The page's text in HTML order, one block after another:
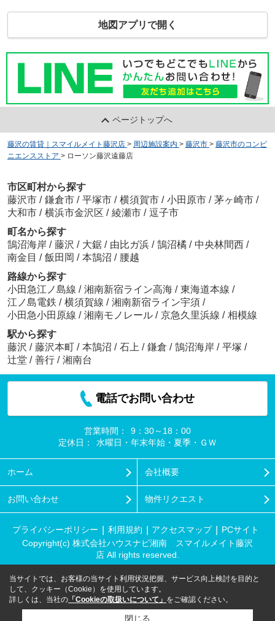
地図アプリで開く
ページトップへ
藤沢の賃貸｜スマイルメイト藤沢店 > 周辺施設案内 > 藤沢市 > 藤沢市のコンビ
ニエンスストア > ローソン藤沢遠藤店
市区町村から探す
藤沢市 / 鎌倉市 / 平塚市 / 横須賀市 / 小田原市 / 茅ヶ崎市 /
大和市 / 横浜市金沢区 / 綾瀬市 / 逗子市
町名から探す
鵠沼海岸 / 藤沢 / 大鋸 / 由比ガ浜 / 鵠沼橘 / 中央林間西 /
南金目 / 飯田岡 / 本鵠沼 / 腰越
路線から探す
小田急江ノ島線 / 湘南新宿ライン高海 / 東海道本線 /
江ノ島電鉄 / 横須賀線 / 湘南新宿ライン宇須 /
小田急小田原線 / 湘南モノレール / 京急久里浜線 / 相模線
駅から探す
藤沢 / 藤沢本町 / 本鵠沼 / 石上 / 鎌倉 / 鵠沼海岸 / 平塚 /
辻堂 / 善行 / 湘南台
電話でお問い合わせ
営業時間：
9：30～18：00
定休日：
水曜日・年末年始・夏季・ＧＷ
ホーム 会社概要
お問い合わせ 物件リクエスト
プライバシーポリシー 利用規約 アクセスマップ
PCサイト
Copyright(c) 株式会社ハウスナビ湘南 スマイルメイト藤沢
店 All rights reserved.
当サイトでは、お客様の当サイト利用状況把握、サービス向上検討を目的と
して、クッキー（Cookie）を使用しています。
詳しくは、当社の 「Cookieの取扱いについて」 をご確認ください。
閉じる